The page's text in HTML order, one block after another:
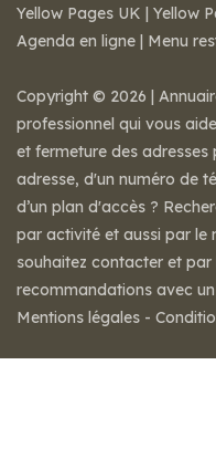
Yellow Pages UK | Yellow
Agenda en ligne | Menu
Copyright © 2026 |
professionnel qui vous
et fermeture des adresses
adresse, d'un numéro de
d’un plan d'accès ?
par activité et aussi par le
souhaitez contacter et
recommandations avec
Mentions légales -